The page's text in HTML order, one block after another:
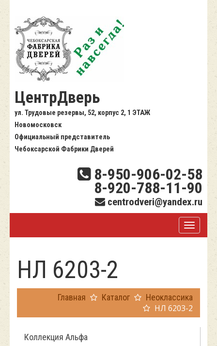
ЦентрДверь
ул. Трудовые резервы, 52, корпус 2, 1 ЭТАЖ
Новомосковск
Официальный представитель
Чебоксарской Фабрики Дверей
8-950-906-02-58
8-920-788-11-90
centrodveri@yandex.ru
НЛ 6203-2
Главная Каталог Неоклассика
НЛ 6203-2
Коллекция Альфа